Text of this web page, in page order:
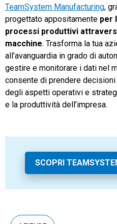
TeamSystem Manufacturing,
progettato appositamente per
processi produttivi
macchine. Trasforma la tua
all’avanguardia in grado di
gestire e monitorare i dati nel
consente di prendere
degli aspetti operativi e
e la produttività dell’impresa.
SCOPRI